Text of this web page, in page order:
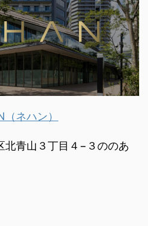
ネハン）
北青山３丁目４−３ののあ